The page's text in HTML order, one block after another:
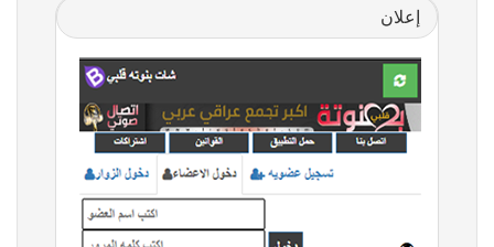
إعلان